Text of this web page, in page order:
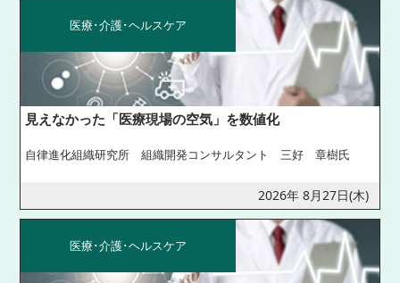
医療･介護･ヘルスケア
見えなかった「医療現場の空気」を数値化
自律進化組織研究所 組織開発コンサルタント 三好 章樹氏
2026年 8月27日(木)
医療･介護･ヘルスケア